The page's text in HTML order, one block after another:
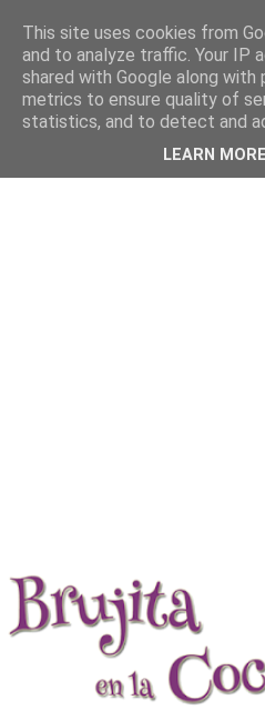
This site uses cookies from
and to analyze traffic. Your IP
shared with Google along
metrics to ensure quality of
statistics, and to detect and
LEARN MORE